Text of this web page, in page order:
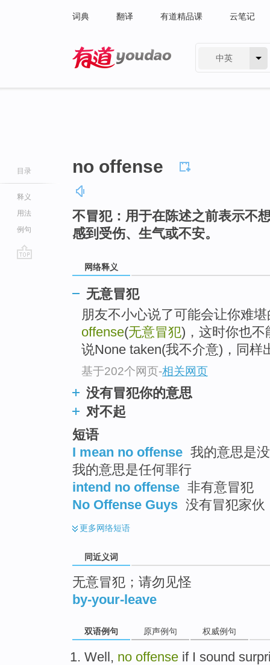
词典 翻译 有道精品课 云笔记
中英
目录
释义
用法
例句
no offense
不冒犯：用于在陈述之前表示不
感到受伤、生气或不安。
网络释义
无意冒犯
朋友不小心说了可能会让你难
offense(无意冒犯)，这时你也不
说None taken(我不介意)，同样
基于202个网页-相关网页
没有冒犯你的意思
对不起
短语
I mean no offense 我的意思是
我的意思是任何罪行
intend no offense 非有意冒犯
No Offense Guys 没有冒犯家伙
更多网络短语
同近义词
无意冒犯；请勿见怪
by-your-leave
双语例句 原声例句 权威例句
Well, no offense if I sound